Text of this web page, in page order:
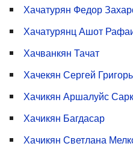
Хачатурян Федор
Хачатурянц Ашот
Хачванкян Тачат
Хачекян Сергей
Хачикян Аршалуйс
Хачикян Багдасар
Хачикян Светлана